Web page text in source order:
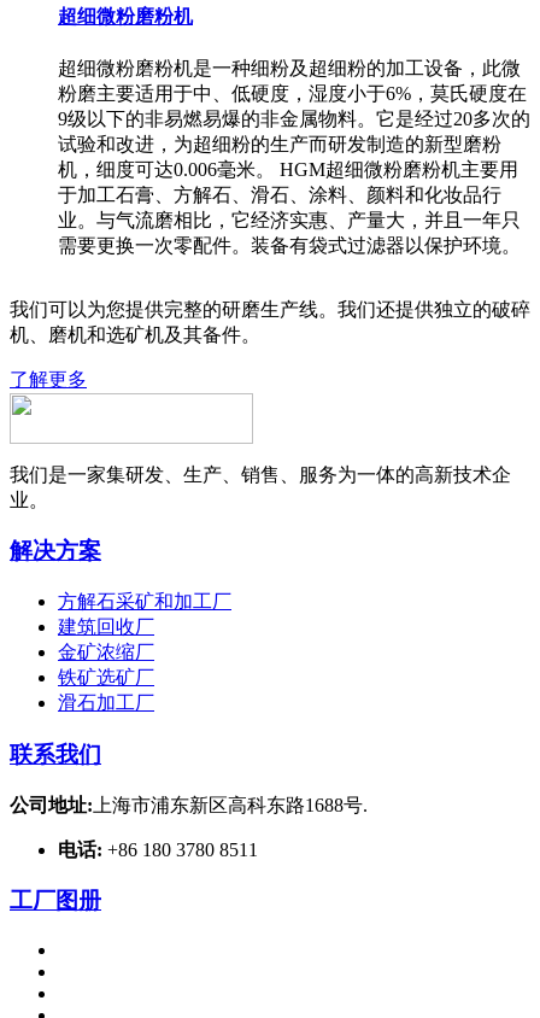
超细微粉磨粉机
超细微粉磨粉机是一种细粉及超细粉的加工设备，此微
粉磨主要适用于中、低硬度，湿度小于6%，莫氏硬度在
9级以下的非易燃易爆的非金属物料。它是经过20多次的
试验和改进，为超细粉的生产而研发制造的新型磨粉
机，细度可达0.006毫米。 HGM超细微粉磨粉机主要用
于加工石膏、方解石、滑石、涂料、颜料和化妆品行
业。与气流磨相比，它经济实惠、产量大，并且一年只
需要更换一次零配件。装备有袋式过滤器以保护环境。
我们可以为您提供完整的研磨生产线。我们还提供独立的破碎
机、磨机和选矿机及其备件。
了解更多
我们是一家集研发、生产、销售、服务为一体的高新技术企
业。
解决方案
方解石采矿和加工厂
建筑回收厂
金矿浓缩厂
铁矿选矿厂
滑石加工厂
联系我们
公司地址: 上海市浦东新区高科东路1688号.
电话: +86 180 3780 8511
工厂图册